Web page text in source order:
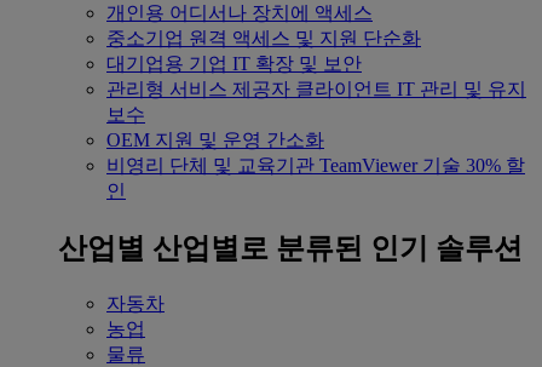
개인용 어디서나 장치에 액세스
중소기업 원격 액세스 및 지원 단순화
대기업용 기업 IT 확장 및 보안
관리형 서비스 제공자 클라이언트 IT 관리 및 유지
보수
OEM 지원 및 운영 간소화
비영리 단체 및 교육기관 TeamViewer 기술 30% 할
인
산업별 산업별로 분류된 인기 솔루션
자동차
농업
물류